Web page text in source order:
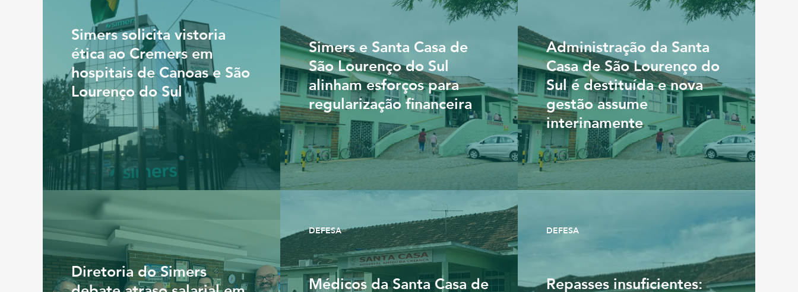
Simers solicita vistoria
ética ao Cremers em
hospitais de Canoas e São
Lourenço do Sul
Simers e Santa Casa de
São Lourenço do Sul
alinham esforços para
regularização financeira
Administração da Santa
Casa de São Lourenço do
Sul é destituída e nova
gestão assume
interinamente
Diretoria do Simers
DEFESA
Médicos da Santa Casa de
DEFESA
Repasses insuficientes: